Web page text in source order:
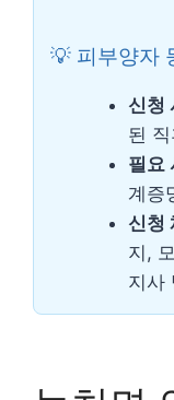
💡 피부양자
신청
된
필요
계증
신청
지,
지사